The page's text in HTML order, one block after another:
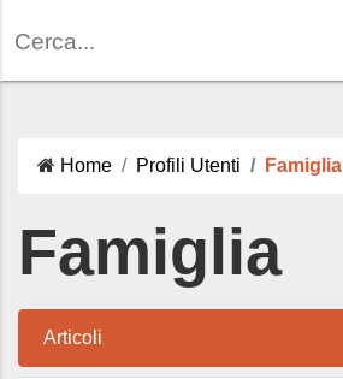
Home Profili Utenti Famiglia
Famiglia
Articoli